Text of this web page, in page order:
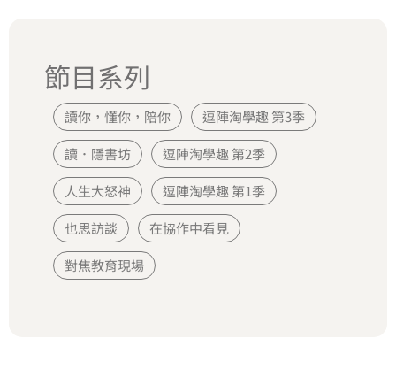
節目系列
讀你，懂你，陪你
逗陣淘學趣 第3季
讀．隱書坊
逗陣淘學趣 第2季
人生大怒神
逗陣淘學趣 第1季
也思訪談
在協作中看見
對焦教育現場